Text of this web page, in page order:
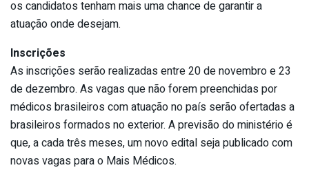
os candidatos tenham mais uma chance de garantir a
atuação onde desejam.
Inscrições
As inscrições serão realizadas entre 20 de novembro e 23
de dezembro. As vagas que não forem preenchidas por
médicos brasileiros com atuação no país serão ofertadas a
brasileiros formados no exterior. A previsão do ministério é
que, a cada três meses, um novo edital seja publicado com
novas vagas para o Mais Médicos.